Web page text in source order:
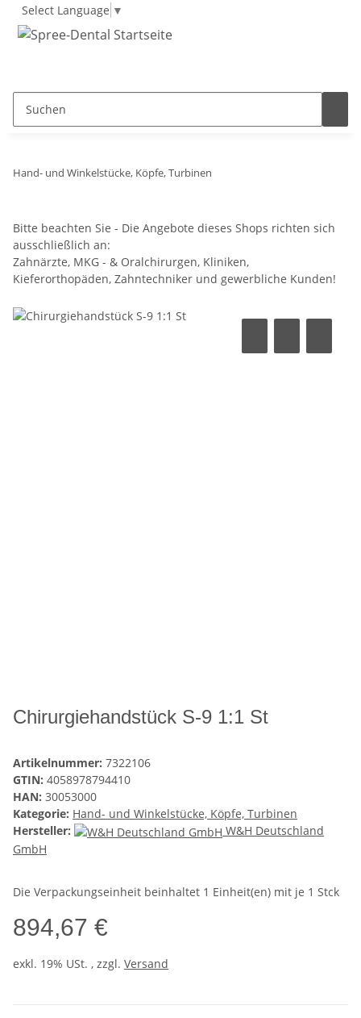
Select Language ▼
Hand- und Winkelstücke, Köpfe, Turbinen
Bitte beachten Sie - Die Angebote dieses Shops richten sich
ausschließlich an:
Zahnärzte, MKG - & Oralchirurgen, Kliniken,
Kieferorthopäden, Zahntechniker und gewerbliche Kunden!
Chirurgiehandstück S-9 1:1 St
Artikelnummer: 7322106
GTIN: 4058978794410
HAN: 30053000
Kategorie: Hand- und Winkelstücke, Köpfe, Turbinen
Hersteller:
W&H Deutschland
GmbH
Die Verpackungseinheit beinhaltet 1 Einheit(en) mit je 1 Stck
894,67 €
exkl. 19% USt. , zzgl. Versand